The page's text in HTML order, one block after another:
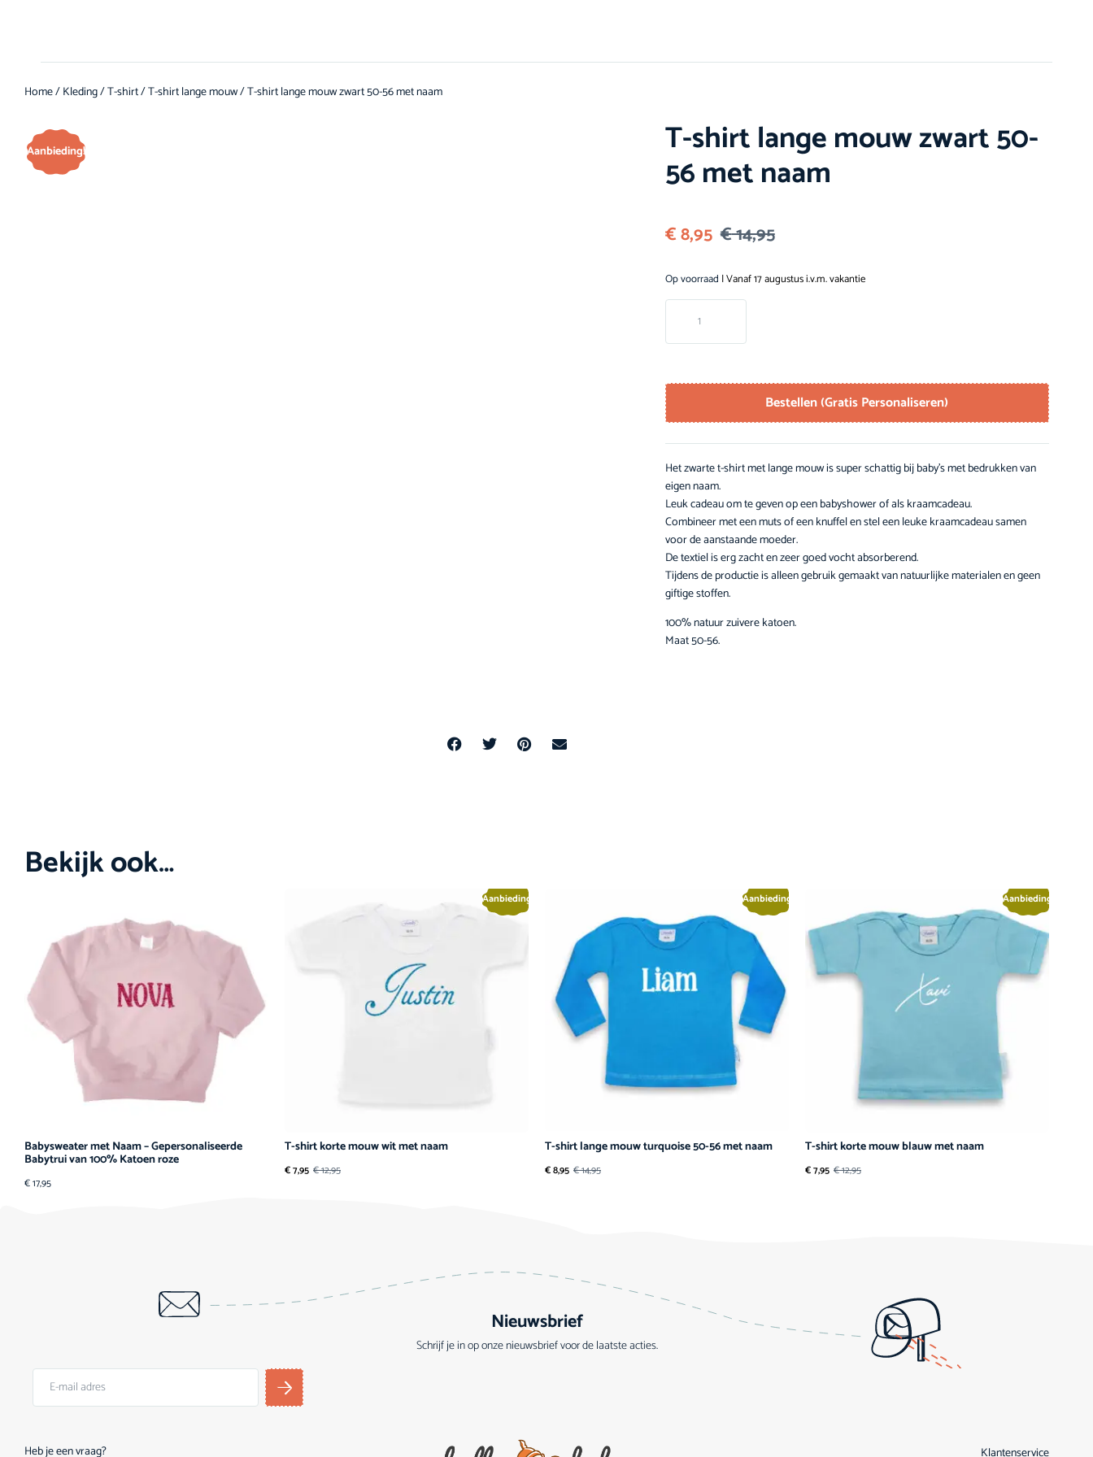
Home/Kleding/T-shirt/T-shirt lange mouw/ T-shirt lange mouw zwart 50-56 met naam
Aanbieding! T-shirt lange mouw zwart 50-
56 met naam
€14,95
€8,95
Op voorraad | Vanaf 17 augustus i.v.m. vakantie
Bestellen (Gratis Personaliseren)
Het zwarte t-shirt met lange mouw is super schattig bij baby’s met bedrukken van
eigen naam.
Leuk cadeau om te geven op een babyshower of als kraamcadeau.
Combineer met een muts of een knuffel en stel een leuke kraamcadeau samen
voor de aanstaande moeder.
De textiel is erg zacht en zeer goed vocht absorberend.
Tijdens de productie is alleen gebruik gemaakt van natuurlijke materialen en geen
giftige stoffen.
100% natuur zuivere katoen.
Maat 50-56.
Bekijk ook…
Babysweater met Naam – Gepersonaliseerde
Babytrui van 100% Katoen roze
€17,95
Aanbieding!
T-shirt korte mouw wit met naam
€12,95
€7,95
Aanbieding!
T-shirt lange mouw turquoise 50-56 met naam
€14,95
€8,95
Aanbieding!
T-shirt korte mouw blauw met naam
€12,95
€7,95
Nieuwsbrief
Schrijf je in op onze nieuwsbrief voor de laatste acties.
Heb je een vraag? Klantenservice